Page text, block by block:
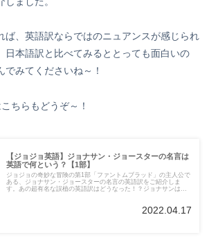
ば、英語訳ならではのニュアンスが感じられ
日本語訳と比べてみるととっても面白いの
みてくださいね～！
ちらもどうぞ～！
【ジョジョ英語】ジョナサン・ジョースターの名言は
英語で何という？【1部】
ジョジョの奇妙な冒険の第1部「ファントムブラッド」の主人公で
ある、ジョナサン・ジョースターの名言の英語訳をご紹介しま
す。あの超有名な誤植の英語訳はどうなった！？ジョナサンは英
2022.04.17